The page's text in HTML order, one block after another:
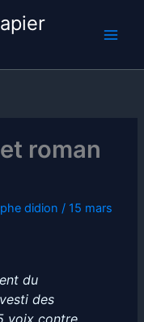
roman
didion / 15 mars
du
des